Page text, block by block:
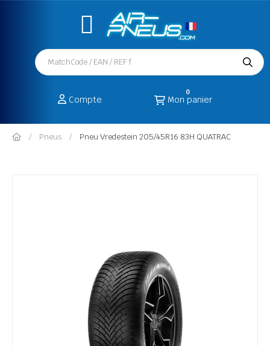
Compte Mon panier
0
Pneus Pneu Vredestein 205/45R16 83H QUATRAC